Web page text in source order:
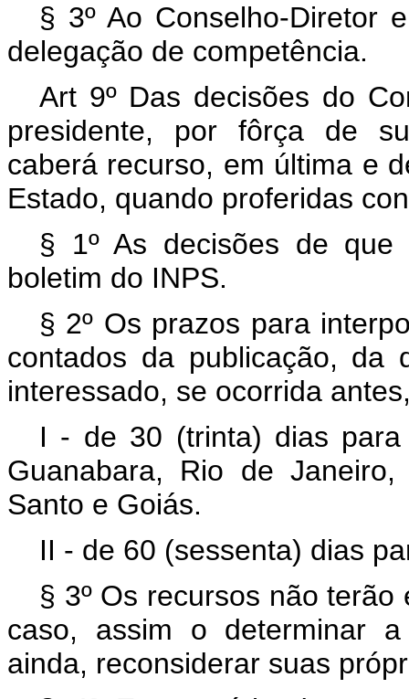
§ 3º Ao Conselho-Diretor
delegação de competência.
Art 9º Das decisões do
presidente, por fôrça de
caberá recurso, em última e
Estado, quando proferidas
§ 1º As decisões de
boletim do INPS.
§ 2º Os prazos para
contados da publicação, da
interessado, se ocorrida
I - de 30 (trinta) dias
Guanabara, Rio de
Santo e Goiás.
II - de 60 (sessenta) dias
§ 3º Os recursos não
caso, assim o determinar
ainda, reconsiderar suas